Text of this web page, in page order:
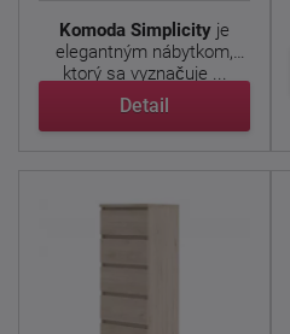
Komoda Simplicity je
elegantným nábytkom,
ktorý sa vyznačuje ...
Detail